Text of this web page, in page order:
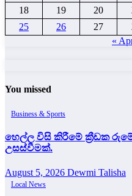
18
19 20
25
26 27
«
You missed
Business & Sports
හෙල්ල විසි කිරීමේ ක්‍රීඩක
උසස්වීමක්.
August 5, 2026 Dewmi Talisha
Local News